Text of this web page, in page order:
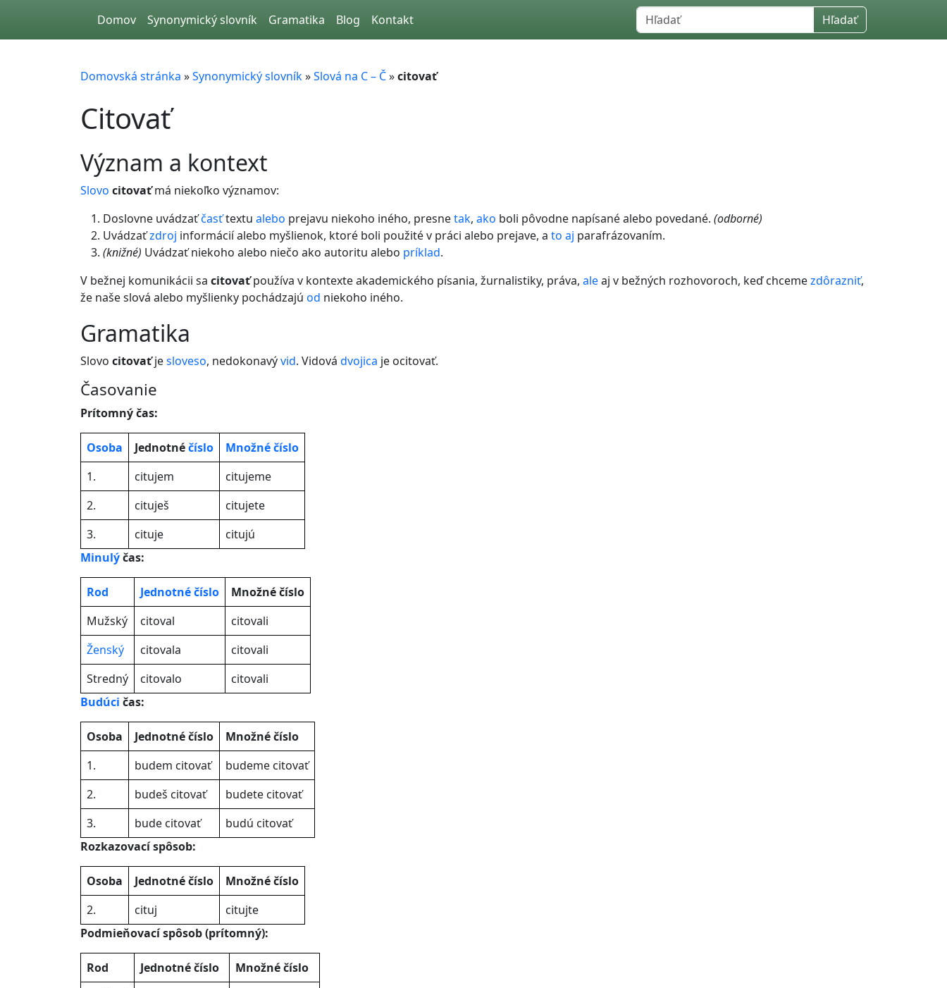
Domov Synonymický slovník Gramatika Blog Kontakt Hľadať
Domovská stránka »Synonymický slovník»Slová na C – Č»citovať
Citovať
význam a kontext
Slovo citovaťmá niekoľko významov:
Doslovne uvádzaťčasťtextu alebo prejavu niekoho iného, presnetak, ako boli pôvodne napísané alebo povedané. (odborné)
Uvádzaťzdroj informácií alebo myšlienok, ktoré boli použité v práci alebo prejave, a to aj parafrázovaním.
(knižné) Uvádzať niekoho alebo niečo ako autoritu alebo príklad.
V bežnej komunikácii sa citovaťpoužíva v kontexte akademického písania, žurnalistiky, práva, aleaj v bežných rozhovoroch, keď chcemezdôrazniť,
že naše slová alebo myšlienky pochádzajú od niekoho iného.
gramatika
Slovo citovaťjesloveso, nedokonavývid. Vidová dvojica je ocitovať.
Časovanie
Prítomný čas:
Osoba Jednotnéčíslo
Množné číslo
1.
citujem
citujeme
2.
cituješ
citujete
3.
cituje
citujú
Minulýčas:
Rod Jednotné číslo
Množné číslo
Mužský
citoval
citovali
Ženský
citovala
citovali
Stredný
citovalo
citovali
Budúci čas:
Osoba Jednotné číslo
Množné číslo
1.
budem citovať
budeme citovať
2.
budeš citovať
budete citovať
3.
bude citovať
budú citovať
Rozkazovací spôsob:
Osoba Jednotné číslo
Množné číslo
2.
cituj
citujte
Podmieňovací spôsob (prítomný):
Rod Jednotné číslo
Množné číslo